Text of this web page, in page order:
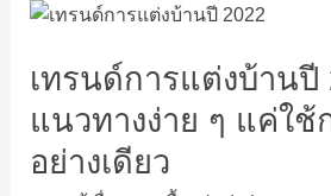
เทรนด์การแต่งบ้านปี
แนวทางง่าย ๆ แค่ใช้
อย่างเดียว
เท
การ
บ้าน
ปี